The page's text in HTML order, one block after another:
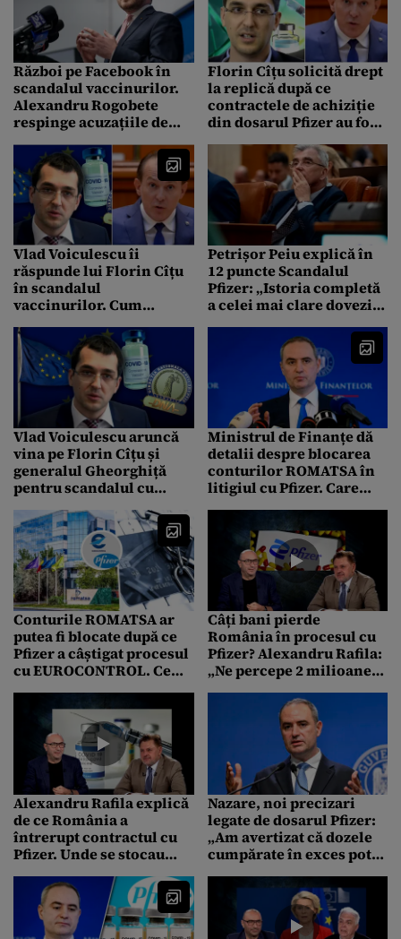
Război pe Facebook în
scandalul vaccinurilor.
Alexandru Rogobete
respinge acuzațiile de
Vlad Voiculescu să își
asume eroarea
Florin Cîțu solicită drept
la replică după ce
contractele de achiziție
din dosarul Pfizer au fost
urmărire penală”
Vlad Voiculescu îi
răspunde lui Florin Cîțu
în scandalul
vaccinurilor. Cum
să-și susțină nevinovăția
Petrișor Peiu explică în
12 puncte Scandalul
Pfizer: „Istoria completă
a celei mai clare dovezi
partea guvernului
României”
Vlad Voiculescu aruncă
vina pe Florin Cîțu și
generalul Gheorghiță
pentru scandalul cu
ministrul, urmărit penal
în dosarul vaccinurilor
Ministrul de Finanțe dă
detalii despre blocarea
conturilor ROMATSA în
litigiul cu Pfizer. Care
Conturile ROMATSA ar
putea fi blocate după ce
Pfizer a câștigat procesul
cu EUROCONTROL. Ce
recuperat
Câți bani pierde
România în procesul cu
Pfizer? Alexandru Rafila:
„Ne percepe 2 milioane
pentru contractul cu
vaccinuri”
Alexandru Rafila explică
de ce România a
întrerupt contractul cu
Pfizer. Unde se stocau
Nazare, noi precizari
legate de dosarul Pfizer:
„Am avertizat că dozele
cumpărate în exces pot
pentru România”